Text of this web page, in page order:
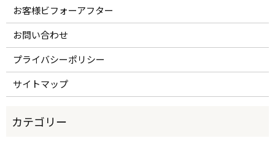
お客様ビフォーアフター
お問い合わせ
プライバシーポリシー
サイトマップ